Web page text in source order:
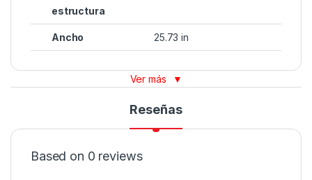
estructura
Ancho 25.73 in
Ver más ▼
Reseñas
Based on 0 reviews